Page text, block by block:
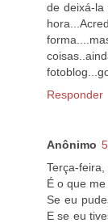
de deixá-la
Responder
Anônimo
Terça-
É o que me
Se eu
E se eu